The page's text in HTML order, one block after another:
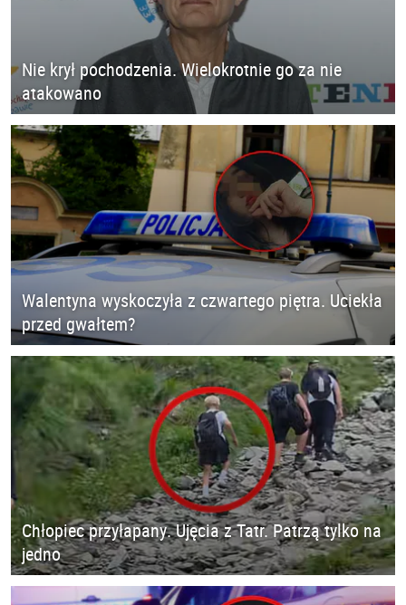
Nie krył pochodzenia. Wielokrotnie go za nie
atakowano
Walentyna wyskoczyła z czwartego piętra. Uciekła
przed gwałtem?
Chłopiec przyłapany. Ujęcia z Tatr. Patrzą tylko na
jedno